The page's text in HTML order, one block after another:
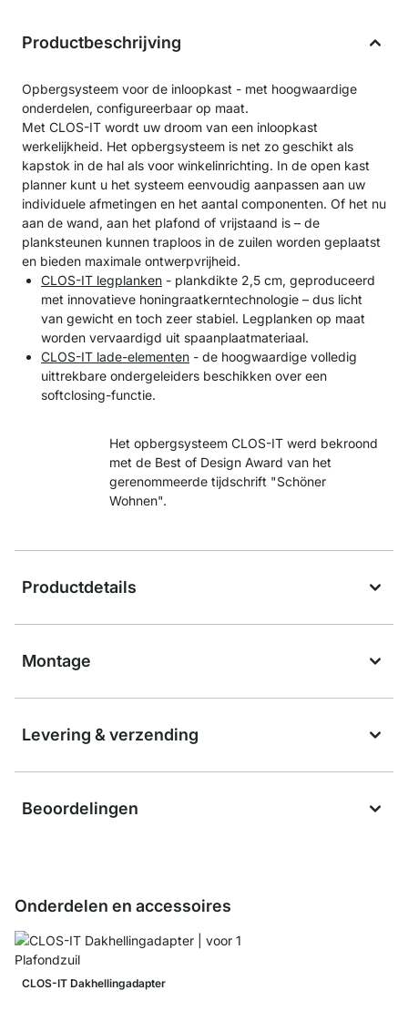
Productbeschrijving
Opbergsysteem voor de inloopkast - met hoogwaardige
onderdelen, configureerbaar op maat.
Met CLOS-IT wordt uw droom van een inloopkast
werkelijkheid. Het opbergsysteem is net zo geschikt als
kapstok in de hal als voor winkelinrichting. In de open kast
planner kunt u het systeem eenvoudig aanpassen aan uw
individuele afmetingen en het aantal componenten. Of het nu
aan de wand, aan het plafond of vrijstaand is – de
planksteunen kunnen traploos in de zuilen worden geplaatst
en bieden maximale ontwerpvrijheid.
CLOS-IT legplanken - plankdikte 2,5 cm, geproduceerd
met innovatieve honingraatkerntechnologie – dus licht
van gewicht en toch zeer stabiel. Legplanken op maat
worden vervaardigd uit spaanplaatmateriaal.
CLOS-IT lade-elementen - de hoogwaardige volledig
uittrekbare ondergeleiders beschikken over een
softclosing-functie.
Het opbergsysteem CLOS-IT werd bekroond
met de Best of Design Award van het
gerenommeerde tijdschrift "Schöner
Wohnen".
Productdetails
Montage
Levering & verzending
Beoordelingen
Onderdelen en accessoires
CLOS-IT Dakhellingadapter